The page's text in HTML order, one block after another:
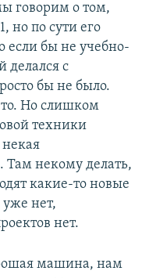
говорим о том,
но по сути его
если бы не учебно-
делался с
бы не было.
Но слишком
техники
некая
Там некому делать,
какие-то новые
нет,
нет.
машина, нам